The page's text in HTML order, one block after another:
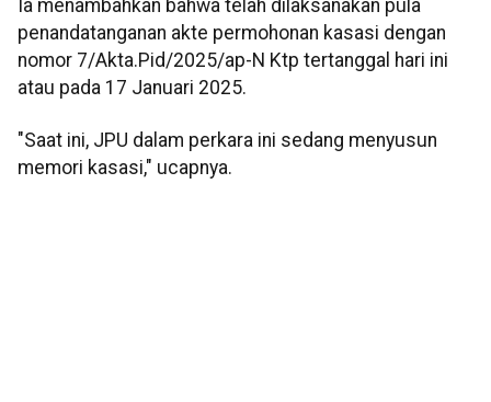
Ia menambahkan bahwa telah dilaksanakan pula
penandatanganan akte permohonan kasasi dengan
nomor 7/Akta.Pid/2025/ap-N Ktp tertanggal hari ini
atau pada 17 Januari 2025.
"Saat ini, JPU dalam perkara ini sedang menyusun
memori kasasi," ucapnya.